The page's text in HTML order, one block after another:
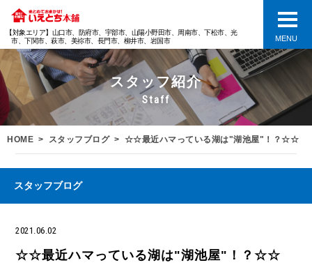
【対象エリア】山口市、防府市、宇部市、山陽小野田市、周南市、下松市、光
市、下関市、萩市、美祢市、長門市、柳井市、岩国市
MENU
スタッフ紹介
Staff
HOME スタッフブログ ☆☆最近ハマっている湖は"湖池屋"！？☆☆
スタッフブログ
2021.06.02
☆☆最近ハマっている湖は"湖池屋"！？☆☆